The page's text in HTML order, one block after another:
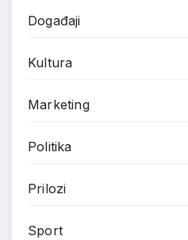
Događaji
Kultura
Marketing
Politika
Prilozi
Sport